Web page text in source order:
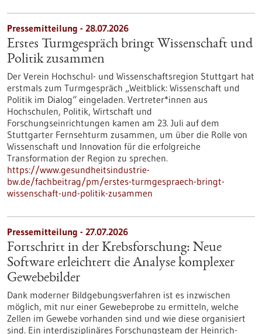
Pressemitteilung - 28.07.2026
Erstes Turmgespräch bringt Wissenschaft und
Politik zusammen
Der Verein Hochschul- und Wissenschaftsregion Stuttgart hat
erstmals zum Turmgespräch „Weitblick: Wissenschaft und
Politik im Dialog“ eingeladen. Vertreter*innen aus
Hochschulen, Politik, Wirtschaft und
Forschungseinrichtungen kamen am 23. Juli auf dem
Stuttgarter Fernsehturm zusammen, um über die Rolle von
Wissenschaft und Innovation für die erfolgreiche
Transformation der Region zu sprechen.
https://www.gesundheitsindustrie-
bw.de/fachbeitrag/pm/erstes-turmgespraech-bringt-
wissenschaft-und-politik-zusammen
Pressemitteilung - 27.07.2026
Fortschritt in der Krebsforschung: Neue
Software erleichtert die Analyse komplexer
Gewebebilder
Dank moderner Bildgebungsverfahren ist es inzwischen
möglich, mit nur einer Gewebeprobe zu ermitteln, welche
Zellen im Gewebe vorhanden sind und wie diese organisiert
sind. Ein interdisziplinäres Forschungsteam der Heinrich-